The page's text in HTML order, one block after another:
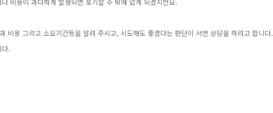
비용이 과다하게 발생되면 포기할 수 밖에 없게 되겠지만요.
비용 그리고 소요기간등을 알려 주시고, 시도해도 좋겠다는 판단이 서면 상담을 하려고 합니다.
.